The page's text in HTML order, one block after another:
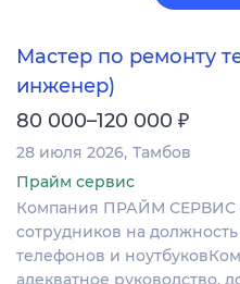
Мастер по ремонту
инженер)
80 000–120 000 ₽
28 июля 2026 Тамбов
Прайм сервис
Компания ПРАЙМ СЕРВИС
сотрудников на
телефонов и
адекватное руководство,